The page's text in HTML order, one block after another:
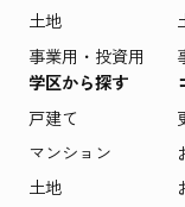
土地
事業用・投資用
学区から探す
戸建て
マンション
土地